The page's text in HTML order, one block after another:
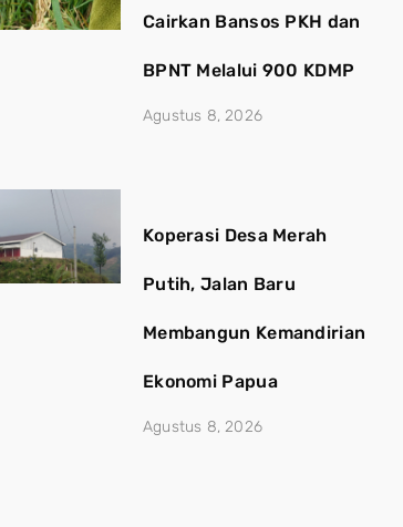
Cairkan Bansos PKH dan
BPNT Melalui 900 KDMP
Agustus 8, 2026
Koperasi Desa Merah
Putih, Jalan Baru
Membangun Kemandirian
Ekonomi Papua
Agustus 8, 2026